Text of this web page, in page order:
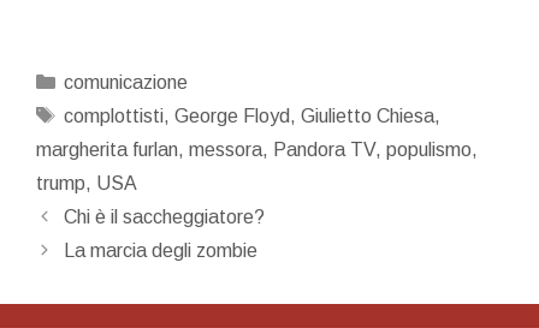
Categorie
comunicazione
Tag
complottisti, George Floyd, Giulietto Chiesa,
margherita furlan, messora, Pandora TV, populismo,
trump, USA
Navigazione
articolo
Chi è il saccheggiatore?
La marcia degli zombie